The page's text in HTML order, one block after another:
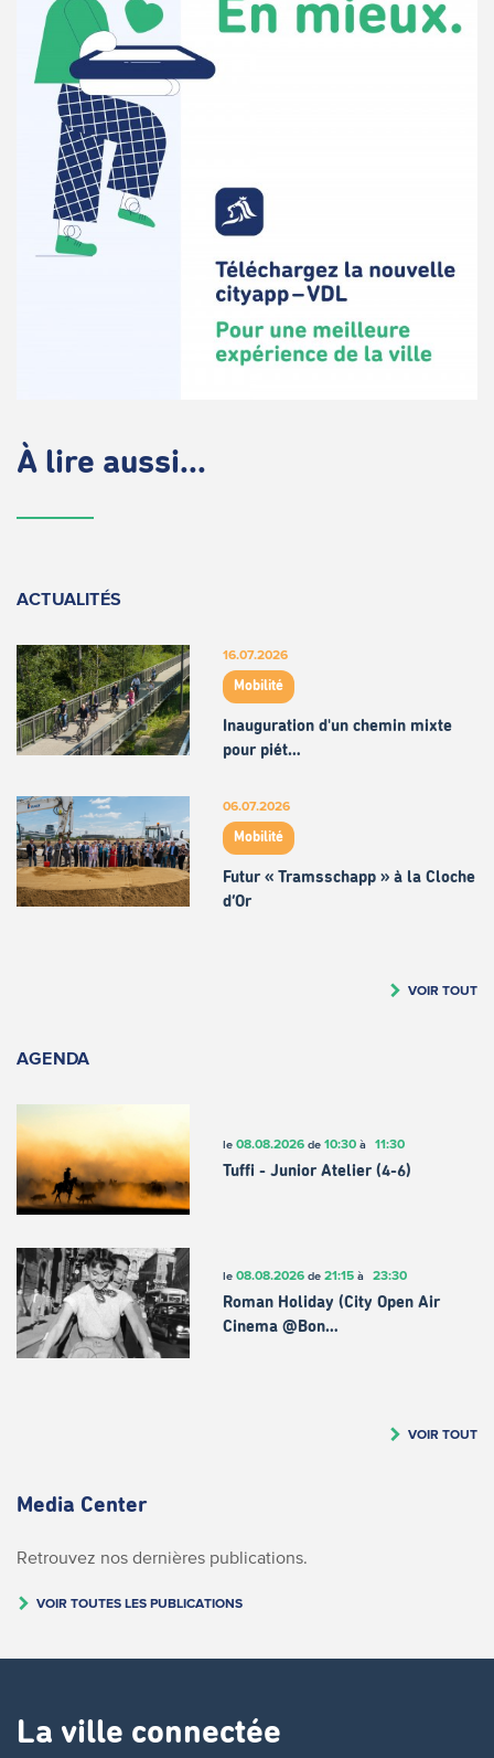
À lire aussi...
ACTUALITÉS
16.07.2026
Mobilité
Inauguration d'un chemin mixte
pour piét…
06.07.2026
Mobilité
Futur « Tramsschapp » à la Cloche
d’Or
VOIR TOUT
AGENDA
le 08.08.2026de 10:30à 11:30
Tuffi - Junior Atelier (4-6)
le 08.08.2026de 21:15à 23:30
Roman Holiday (City Open Air
Cinema @Bon…
VOIR TOUT
Media Center
Retrouvez nos dernières publications.
VOIR TOUTES LES PUBLICATIONS
La ville connectée